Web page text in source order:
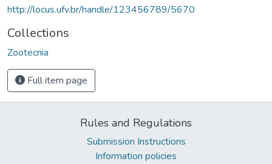
http://locus.ufv.br/handle/123456789/5670
Collections
Zootecnia
Full item page
Rules and Regulations
Submission Instructions
Information policies